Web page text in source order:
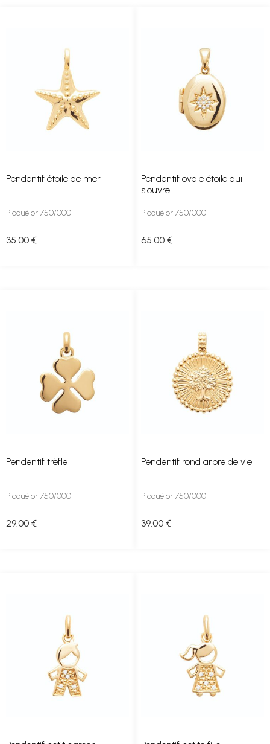
Pendentif étoile de mer
Plaqué or 750/000
35 .00 €
Pendentif ovale étoile qui
s'ouvre
Plaqué or 750/000
65 .00 €
Pendentif trèfle
Plaqué or 750/000
29.00 €
Pendentif rond arbre de vie
Plaqué or 750/000
39.00 €